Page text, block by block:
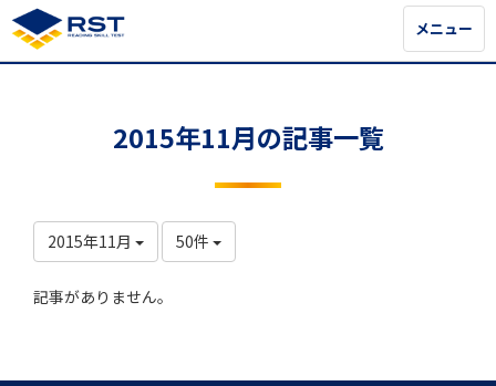
メニュー
メニュー
2015年11月の記事一覧
2015年11月 50件
記事がありません。